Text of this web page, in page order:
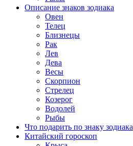
Описание знаков зодиака
Овен
Телец
Близнецы
Рак
Лев
Дева
Весы
Скорпион
Стрелец
Козерог
Водолей
Рыбы
Что подарить по знаку зодиака
Китайский гороскоп